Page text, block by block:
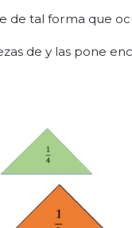
de tal forma que
de y las pone